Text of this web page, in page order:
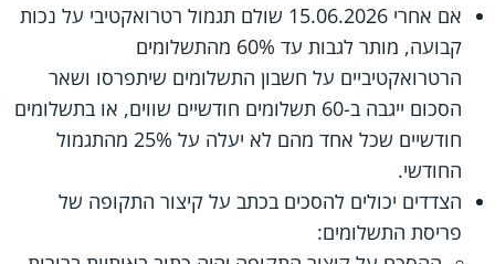
אם אחרי 15.06.2026 שולם תגמול רטרואקטיבי על נכות
קבועה, מותר לגבות עד 60% מהתשלומים
הרטרואקטיביים על חשבון התשלומים שיתפרסו ושאר
הסכום ייגבה ב-60 תשלומים חודשיים שווים, או בתשלומים
חודשיים שכל אחד מהם לא יעלה על 25% מהתגמול
החודשי.
הצדדים יכולים להסכים בכתב על קיצור התקופה של
פריסת התשלומים: